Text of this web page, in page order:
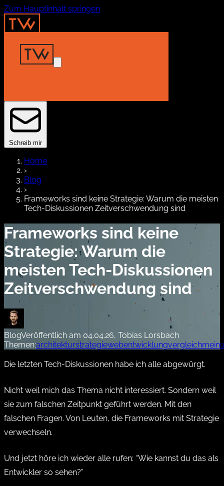
Zum Hauptinhalt springen
Home
Insights
Projekte
Schreib mir
Home
›
Blog
›
Frameworks sind keine Strategie: Warum die meisten
Tech-Diskussionen Zeitverschwendung sind
Frameworks sind keine
Strategie: Warum die
meisten Tech-Diskussionen
Zeitverschwendung sind
BlogVeröffentlich am 04.04.26, Tobias Lorsbach
Themen:architekturstrategiewebentwicklungvergleich
Die letzten Tech-Diskussionen habe ich alle abgewürgt.
Nicht weil mich das Thema nicht interessiert. Sondern weil
sie zum falschen Zeitpunkt geführt werden. Mit den
falschen Fragen. Von Leuten, die Frameworks mit Strategie
verwechseln.
Und jetzt höre ich wieder alle rufen: “Wie kannst du das als
Entwickler so sehen?”